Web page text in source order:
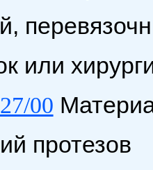
или
00
протезов